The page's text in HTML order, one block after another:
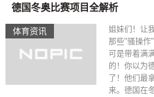
体育资讯
德国冬奥比赛项目全解析
姐妹们！让
那些"骚操作
可是带着满
的！你以为
了！他们最
来。德国在